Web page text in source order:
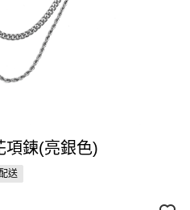
項鍊(亮銀色)
送